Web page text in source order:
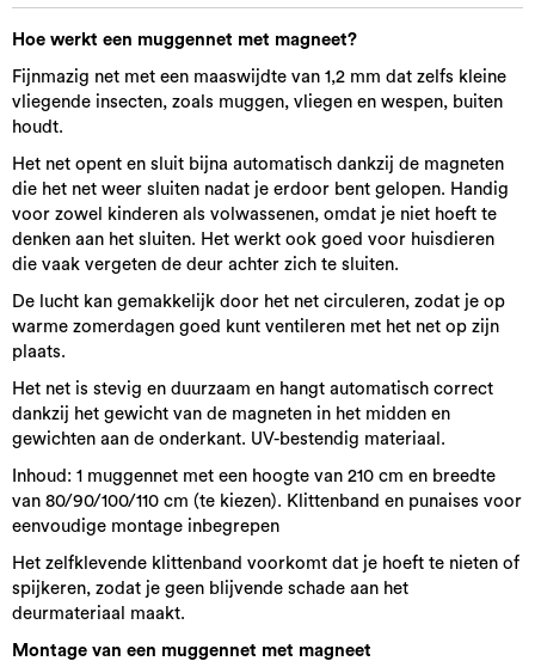
Hoe werkt een muggennet met magneet?
Fijnmazig net met een maaswijdte van 1,2 mm dat zelfs kleine
vliegende insecten, zoals muggen, vliegen en wespen, buiten
houdt.
Het net opent en sluit bijna automatisch dankzij de magneten
die het net weer sluiten nadat je erdoor bent gelopen. Handig
voor zowel kinderen als volwassenen, omdat je niet hoeft te
denken aan het sluiten. Het werkt ook goed voor huisdieren
die vaak vergeten de deur achter zich te sluiten.
De lucht kan gemakkelijk door het net circuleren, zodat je op
warme zomerdagen goed kunt ventileren met het net op zijn
plaats.
Het net is stevig en duurzaam en hangt automatisch correct
dankzij het gewicht van de magneten in het midden en
gewichten aan de onderkant. UV-bestendig materiaal.
Inhoud: 1 muggennet met een hoogte van 210 cm en breedte
van 80/90/100/110 cm (te kiezen). Klittenband en punaises voor
eenvoudige montage inbegrepen
Het zelfklevende klittenband voorkomt dat je hoeft te nieten of
spijkeren, zodat je geen blijvende schade aan het
deurmateriaal maakt.
Montage van een muggennet met magneet